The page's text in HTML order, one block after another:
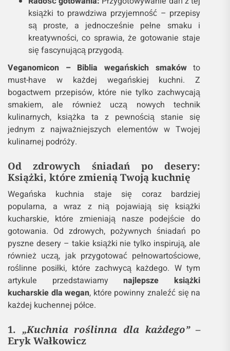
książki to prawdziwa przyjemność – przepisy
są proste, a jednocześnie pełne smaku i
kreatywności, co sprawia, że gotowanie staje
się fascynującą przygodą.
Veganomicon – Biblia wegańskich smakówto
must-have w każdej wegańskiej kuchni. Z
bogactwem przepisów, które nie tylko zachwycają
smakiem, ale również uczą nowych technik
kulinarnych, książka ta z pewnością stanie się
jednym z najważniejszych elementów w Twojej
kulinarnej podróży.
Od zdrowych śniadań po desery:
Książki, które zmienią Twoją kuchnię
Wegańska kuchnia staje się coraz bardziej
popularna, a wraz z nią pojawiają się książki
kucharskie, które zmieniają nasze podejście do
gotowania. Od zdrowych, pożywnych śniadań po
pyszne desery – takie książki nie tylko inspirują, ale
również uczą, jak przygotować pełnowartościowe,
roślinne posiłki, które zachwycą każdego. W tym
artykule przedstawiamynajlepsze książki
kucharskie dla wegan, które powinny znaleźć się na
każdej kuchennej półce.
1. „Kuchnia roślinna dla każdego”–
Eryk Wałkowicz